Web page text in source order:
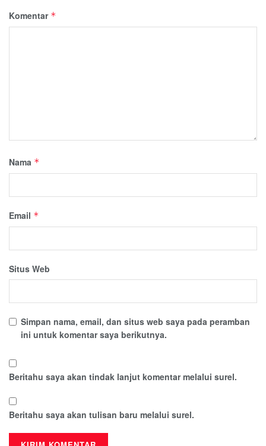
Komentar *
Nama *
Email *
Situs Web
Simpan nama, email, dan situs web saya pada peramban
ini untuk komentar saya berikutnya.
Beritahu saya akan tindak lanjut komentar melalui surel.
Beritahu saya akan tulisan baru melalui surel.